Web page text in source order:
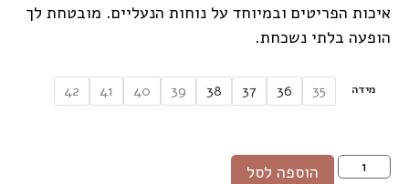
איכות הפריטים ובמיוחד על נוחות הנעליים. מובטחת לך
הופעה בלתי נשכחת.
מידה 35
36
37
38
39
40
41
42
הוספה לסל